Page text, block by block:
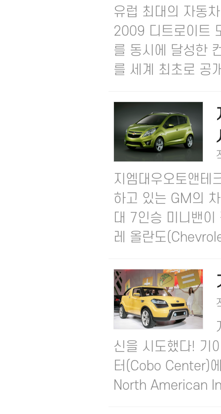
유럽 최대의 자동
2009 디트로이트
를 동시에 달성한
를 세계 최초로 공
지엠대우오토앤테
하고 있는 GM의
대 7인승 미니밴
레 올란도
신을 시도했다! 기
터(Cobo Center)
North American